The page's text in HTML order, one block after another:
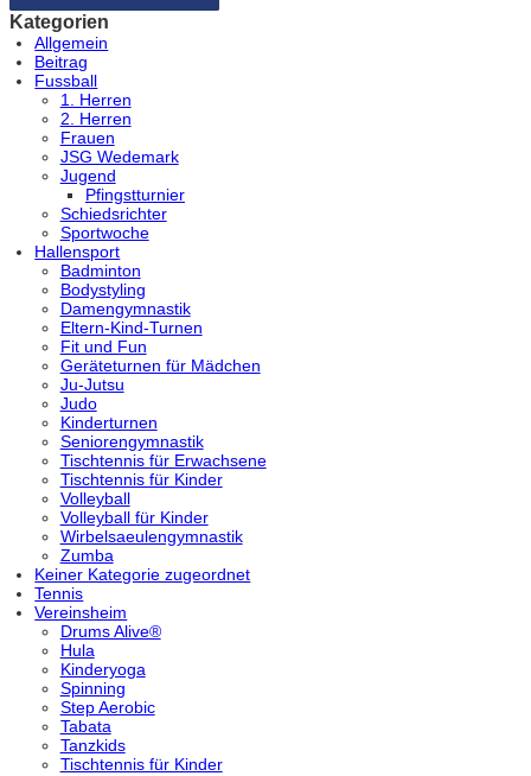
Kategorien
Allgemein
Beitrag
Fussball
1. Herren
2. Herren
Frauen
JSG Wedemark
Jugend
Pfingstturnier
Schiedsrichter
Sportwoche
Hallensport
Badminton
Bodystyling
Damengymnastik
Eltern-Kind-Turnen
Fit und Fun
Geräteturnen für Mädchen
Ju-Jutsu
Judo
Kinderturnen
Seniorengymnastik
Tischtennis für Erwachsene
Tischtennis für Kinder
Volleyball
Volleyball für Kinder
Wirbelsaeulengymnastik
Zumba
Keiner Kategorie zugeordnet
Tennis
Vereinsheim
Drums Alive®
Hula
Kinderyoga
Spinning
Step Aerobic
Tabata
Tanzkids
Tischtennis für Kinder